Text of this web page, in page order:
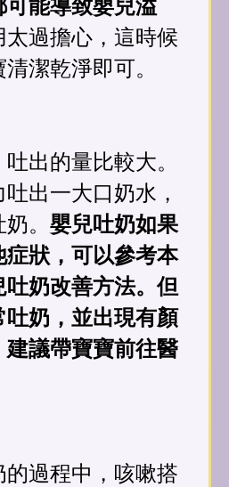
能導致嬰兒溢
太過擔心，這時候
潔乾淨即可。
出的量比較大。
出一大口奶水，
奶。嬰兒吐奶如果
症狀，可以參考本
奶改善方法。但
吐奶，並出現有顏
議帶寶寶前往醫
過程中，咳嗽搭